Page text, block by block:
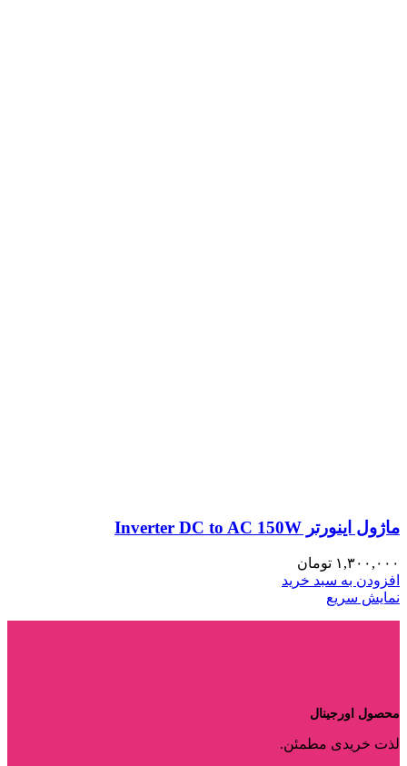
ماژول اینورتر Inverter DC to AC 150W
۱,۳۰۰,۰۰۰ تومان
افزودن به سبد خرید
نمایش سریع
محصول اورجینال
لذت خریدی مطمئن.